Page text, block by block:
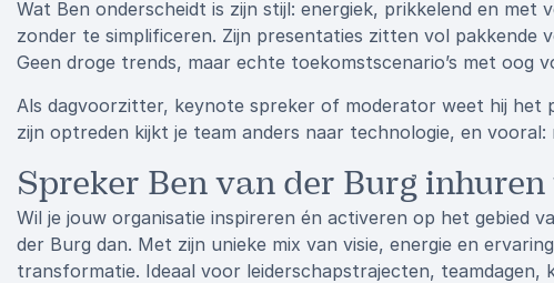
Wat Ben onderscheidt is zijn stijl: energiek, prikkelend en met
zonder te simplificeren. Zijn presentaties zitten vol pakkende
Geen droge trends, maar echte toekomstscenario’s met oog
Als dagvoorzitter, keynote spreker of moderator weet hij het
zijn optreden kijkt je team anders naar technologie, en vooral:
Spreker Ben van der Burg
Wil je jouw organisatie inspireren én activeren op het gebied
der Burg dan. Met zijn unieke mix van visie, energie en
transformatie. Ideaal voor leiderschapstrajecten, teamdagen,